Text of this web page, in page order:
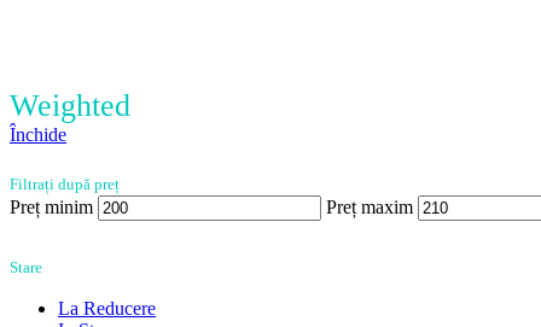
Weighted
Închide
Filtrați după preț
Preț minim Preț maxim
Stare
La Reducere